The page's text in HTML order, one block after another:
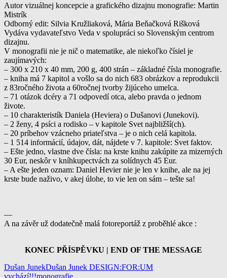
Autor vizuálnej koncepcie a grafického dizajnu monografie: Martin
Mistrík
Odborný edit: Silvia Kružliaková, Mária Beňačková Rišková
Vydáva vydavateľstvo Veda v spolupráci so Slovenským centrom
dizajnu.
V monografii nie je nič o matematike, ale niekoľko čísiel je
zaujímavých:
– 300 x 210 x 40 mm, 200 g, 400 strán – základné čísla monografie.
– kniha má 7 kapitol a vošlo sa do nich 683 obrázkov a reprodukcii
z 83ročného života a 60ročnej tvorby žijúceho umelca.
– 71 otázok dcéry a 71 odpovedí otca, alebo pravda o jednom
živote.
– 10 charakteristík Daniela (Heviera) o Dušanovi (Junekovi).
– 2 ženy, 4 psíci a rodisko – v kapitole Svet najbližší(ch).
– 20 príbehov vzácneho priateľstva – je o nich celá kapitola.
– 1 514 informácií, údajov, dát, nájdete v 7. kapitole: Svet faktov.
– Ešte jedno, vlastne dve čísla: na krste knihu zakúpite za mizerných
30 Eur, neskôr v kníhkupectvách za solídnych 45 Eur.
– A ešte jeden oznam: Daniel Hevier nie je len v knihe, ale na jej
krste bude naživo, v akej úlohe, to vie len on sám – tešte sa!
—
A na závěr už dodatečně malá fotoreportáž z proběhlé akce :
KONEC PŘÍSPĚVKU | END OF THE MESSAGE
Dušan JunekDušan Junek DESIGN:FOR:UM